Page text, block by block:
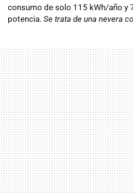
consumo de solo 115 kWh/año y
potencia. Se trata de una nevera